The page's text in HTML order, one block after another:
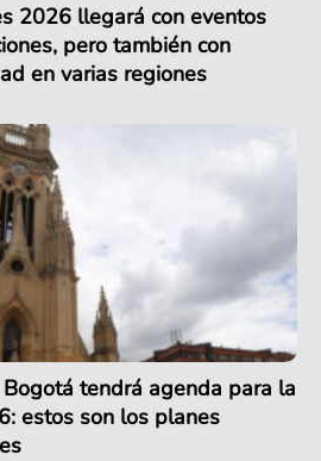
2026 llegará con eventos
pero también con
en varias regiones
tendrá agenda para la
estos son los planes